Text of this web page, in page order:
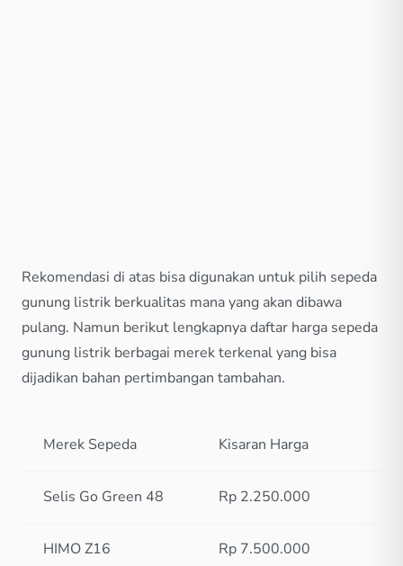
Rekomendasi di atas bisa digunakan untuk pilih sepeda
gunung listrik berkualitas mana yang akan dibawa
pulang. Namun berikut lengkapnya daftar harga sepeda
gunung listrik berbagai merek terkenal yang bisa
dijadikan bahan pertimbangan tambahan.
Merek Sepeda Kisaran Harga
Selis Go Green 48 Rp 2.250.000
HIMO Z16 Rp 7.500.000